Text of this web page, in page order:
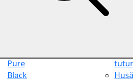
Pure
Black
Husă